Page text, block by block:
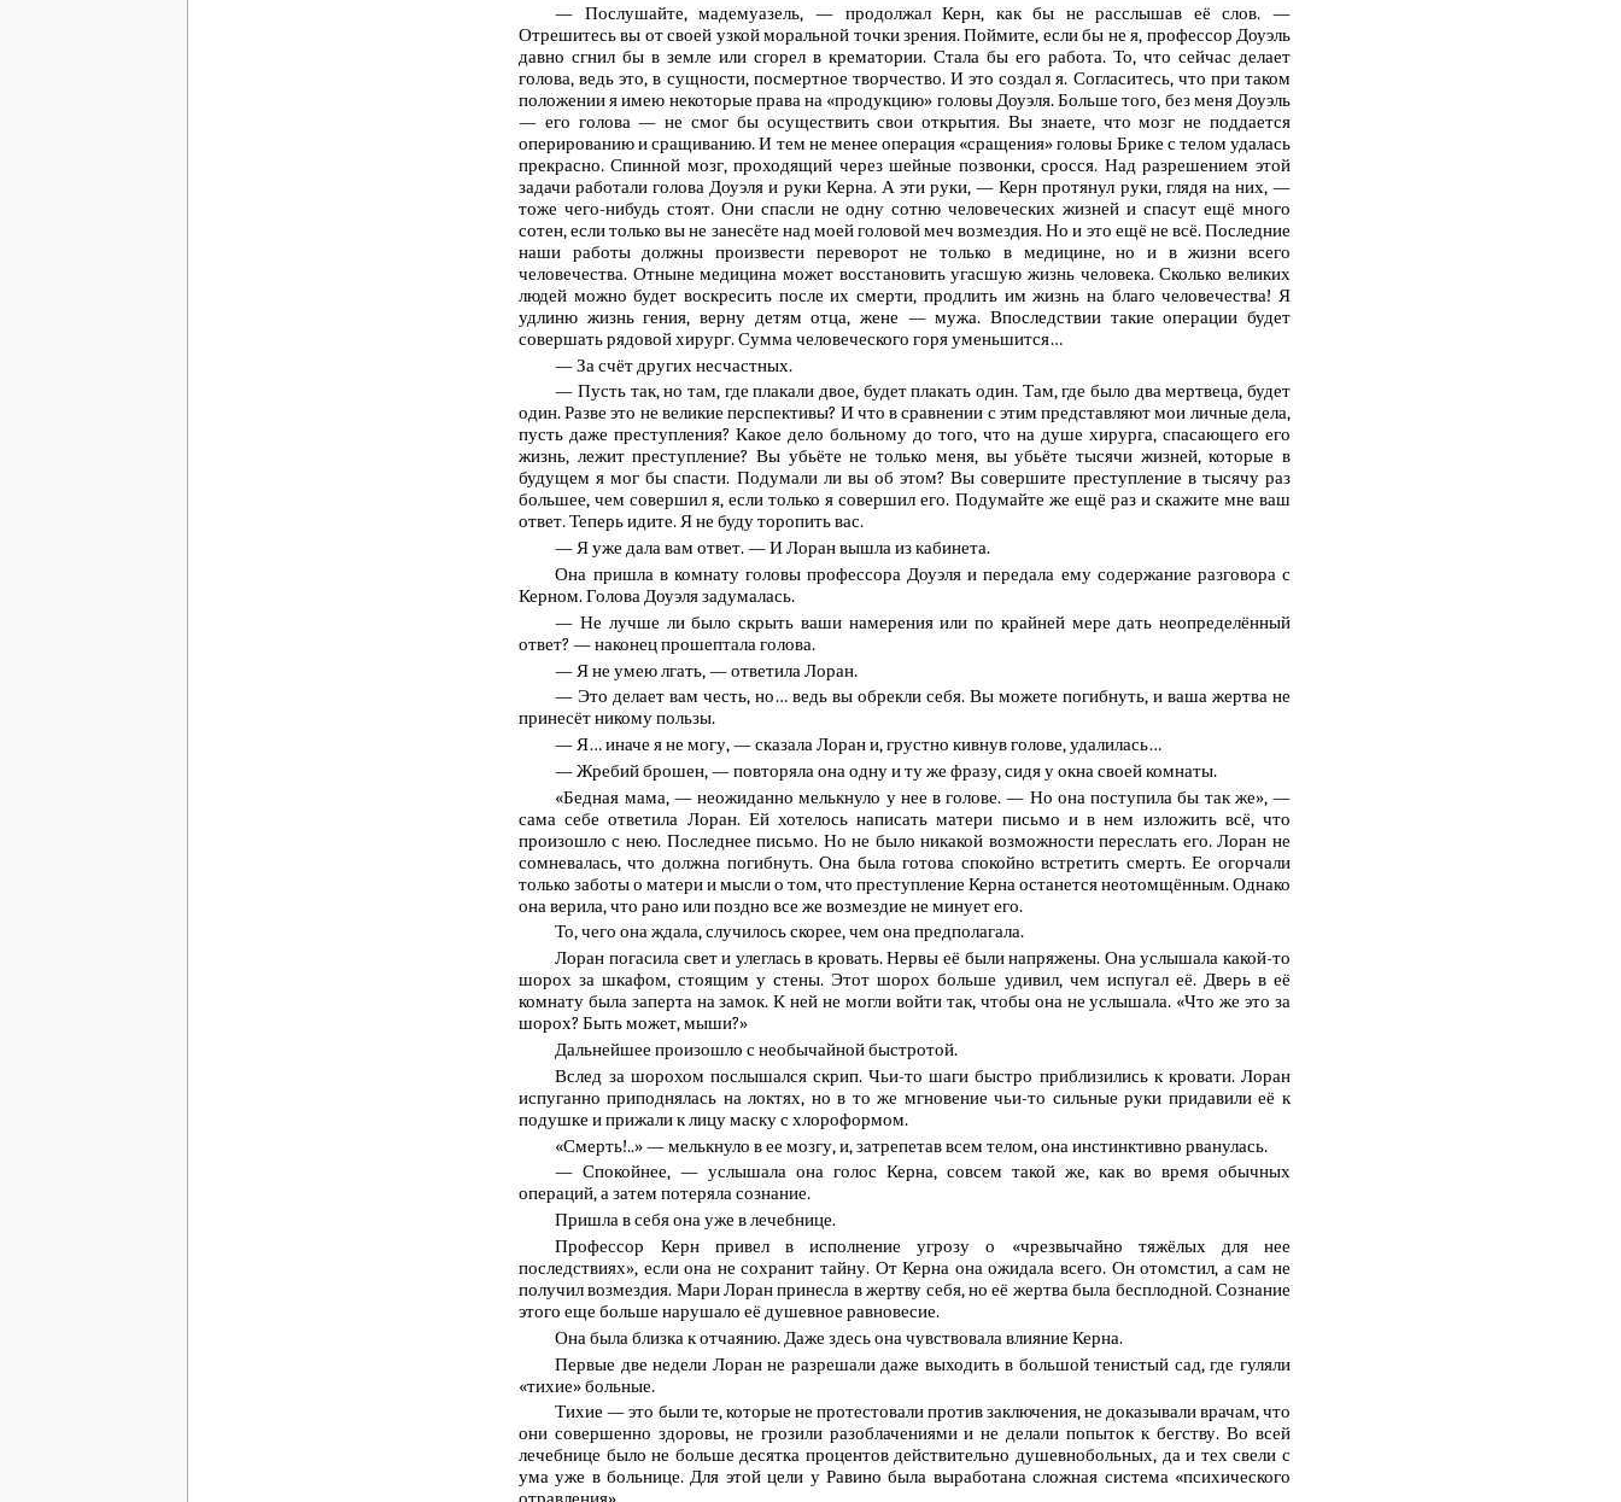
— Послушайте, мадемуазель, — продолжал Керн, как бы не расслышав её слов. —
Отрешитесь вы от своей узкой моральной точки зрения. Поймите, если бы не я, профессор Доуэль
давно сгнил бы в земле или сгорел в крематории. Стала бы его работа. То, что сейчас делает
голова, ведь это, в сущности, посмертное творчество. И это создал я. Согласитесь, что при таком
положении я имею некоторые права на «продукцию» головы Доуэля. Больше того, без меня Доуэль
— его голова — не смог бы осуществить свои открытия. Вы знаете, что мозг не поддается
оперированию и сращиванию. И тем не менее операция «сращения» головы Брике с телом удалась
прекрасно. Спинной мозг, проходящий через шейные позвонки, сросся. Над разрешением этой
задачи работали голова Доуэля и руки Керна. А эти руки, — Керн протянул руки, глядя на них, —
тоже чего-нибудь стоят. Они спасли не одну сотню человеческих жизней и спасут ещё много
сотен, если только вы не занесёте над моей головой меч возмездия. Но и это ещё не всё. Последние
наши работы должны произвести переворот не только в медицине, но и в жизни всего
человечества. Отныне медицина может восстановить угасшую жизнь человека. Сколько великих
людей можно будет воскресить после их смерти, продлить им жизнь на благо человечества! Я
удлиню жизнь гения, верну детям отца, жене — мужа. Впоследствии такие операции будет
совершать рядовой хирург. Сумма человеческого горя уменьшится…
— За счёт других несчастных.
— Пусть так, но там, где плакали двое, будет плакать один. Там, где было два мертвеца, будет
один. Разве это не великие перспективы? И что в сравнении с этим представляют мои личные дела,
пусть даже преступления? Какое дело больному до того, что на душе хирурга, спасающего его
жизнь, лежит преступление? Вы убьёте не только меня, вы убьёте тысячи жизней, которые в
будущем я мог бы спасти. Подумали ли вы об этом? Вы совершите преступление в тысячу раз
большее, чем совершил я, если только я совершил его. Подумайте же ещё раз и скажите мне ваш
ответ. Теперь идите. Я не буду торопить вас.
— Я уже дала вам ответ. — И Лоран вышла из кабинета.
Она пришла в комнату головы профессора Доуэля и передала ему содержание разговора с
Керном. Голова Доуэля задумалась.
— Не лучше ли было скрыть ваши намерения или по крайней мере дать неопределённый
ответ? — наконец прошептала голова.
— Я не умею лгать, — ответила Лоран.
— Это делает вам честь, но… ведь вы обрекли себя. Вы можете погибнуть, и ваша жертва не
принесёт никому пользы.
— Я… иначе я не могу, — сказала Лоран и, грустно кивнув голове, удалилась…
— Жребий брошен, — повторяла она одну и ту же фразу, сидя у окна своей комнаты.
«Бедная мама, — неожиданно мелькнуло у нее в голове. — Но она поступила бы так же», —
сама себе ответила Лоран. Ей хотелось написать матери письмо и в нем изложить всё, что
произошло с нею. Последнее письмо. Но не было никакой возможности переслать его. Лоран не
сомневалась, что должна погибнуть. Она была готова спокойно встретить смерть. Ее огорчали
только заботы о матери и мысли о том, что преступление Керна останется неотомщённым. Однако
она верила, что рано или поздно все же возмездие не минует его.
То, чего она ждала, случилось скорее, чем она предполагала.
Лоран погасила свет и улеглась в кровать. Нервы её были напряжены. Она услышала какой-то
шорох за шкафом, стоящим у стены. Этот шорох больше удивил, чем испугал её. Дверь в её
комнату была заперта на замок. К ней не могли войти так, чтобы она не услышала. «Что же это за
шорох? Быть может, мыши?»
Дальнейшее произошло с необычайной быстротой.
Вслед за шорохом послышался скрип. Чьи-то шаги быстро приблизились к кровати. Лоран
испуганно приподнялась на локтях, но в то же мгновение чьи-то сильные руки придавили её к
подушке и прижали к лицу маску с хлороформом.
«Смерть!..» — мелькнуло в ее мозгу, и, затрепетав всем телом, она инстинктивно рванулась.
— Спокойнее, — услышала она голос Керна, совсем такой же, как во время обычных
операций, а затем потеряла сознание.
Пришла в себя она уже в лечебнице.
Профессор Керн привел в исполнение угрозу о «чрезвычайно тяжёлых для нее
последствиях», если она не сохранит тайну. От Керна она ожидала всего. Он отомстил, а сам не
получил возмездия. Мари Лоран принесла в жертву себя, но её жертва была бесплодной. Сознание
этого еще больше нарушало её душевное равновесие.
Она была близка к отчаянию. Даже здесь она чувствовала влияние Керна.
Первые две недели Лоран не разрешали даже выходить в большой тенистый сад, где гуляли
«тихие» больные.
Тихие — это были те, которые не протестовали против заключения, не доказывали врачам, что
они совершенно здоровы, не грозили разоблачениями и не делали попыток к бегству. Во всей
лечебнице было не больше десятка процентов действительно душевнобольных, да и тех свели с
ума уже в больнице. Для этой цели у Равино была выработана сложная система «психического